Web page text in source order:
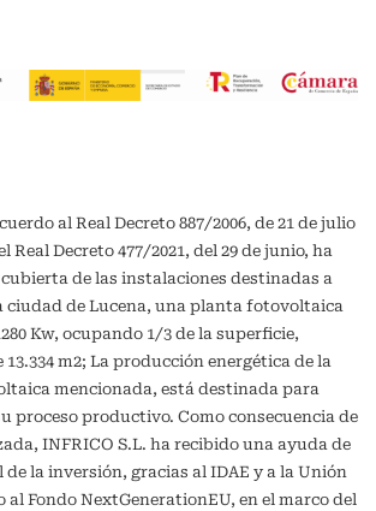
al Real Decreto 887/2006, de 21 de julio
Real Decreto 477/2021, del 29 de junio, ha
de las instalaciones destinadas a
ciudad de Lucena, una planta fotovoltaica
Kw, ocupando 1/3 de la superficie,
m2; La producción energética de la
mencionada, está destinada para
proceso productivo. Como consecuencia de
INFRICO S.L. ha recibido una ayuda de
de la inversión, gracias al IDAE y a la Unión
al Fondo NextGenerationEU, en el marco del